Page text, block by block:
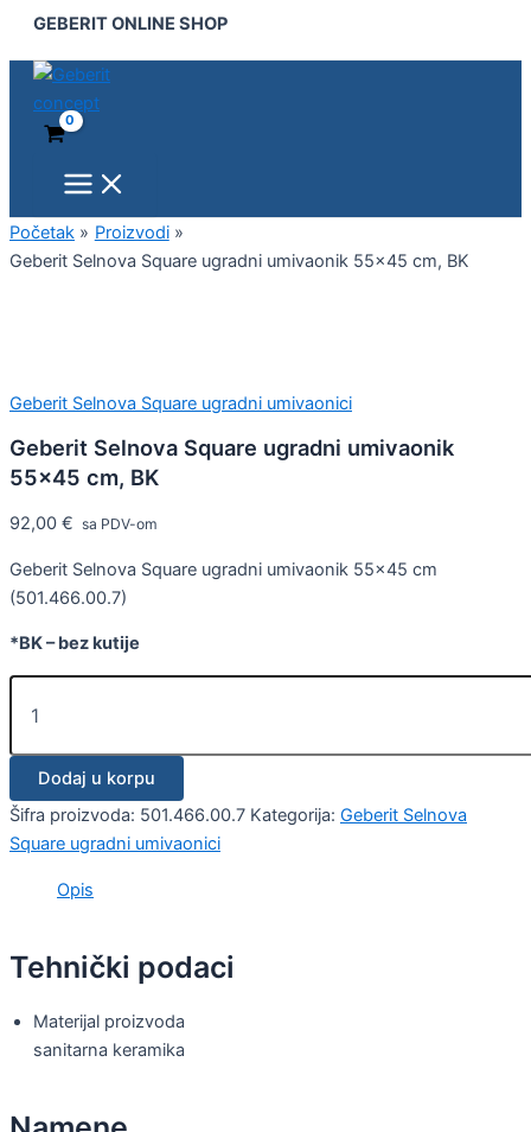
Pređi
sadržaj
GEBERIT ONLINE SHOP
Menu
Početak
Proizvodi
Geberit Selnova Square ugradni umivaonik 55×45 cm, BK
Geberit Selnova Square ugradni umivaonici
Geberit Selnova Square ugradni umivaonik
55×45 cm, BK
92,00 € sa PDV-om
Geberit Selnova Square ugradni umivaonik 55×45 cm
(501.466.00.7)
*BK – bez kutije
Selnova
Square
ugradni
umivaonik
55x45
količina
Dodaj u korpu
Šifra proizvoda: 501.466.00.7 Kategorija: Geberit Selnova
Square ugradni umivaonici
Opis
Tehnički podaci
Materijal proizvoda
sanitarna keramika